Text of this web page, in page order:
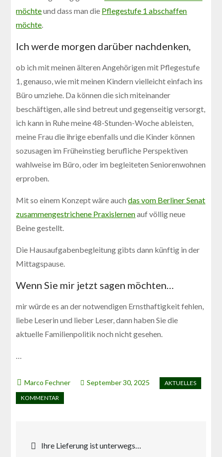
möchteund dass man die Pflegestufe 1 abschaffen
möchte.
Ich werde morgen darüber nachdenken,
ob ich mit meinen älteren Angehörigen mit Pflegestufe
1, genauso, wie mit meinen Kindern vielleicht einfach ins
Büro umziehe. Da können die sich miteinander
beschäftigen, alle sind betreut und gegenseitig versorgt,
ich kann in Ruhe meine 48-Stunden-Woche ableisten,
meine Frau die ihrige ebenfalls und die Kinder können
sozusagen im Früheinstieg berufliche Perspektiven
wahlweise im Büro, oder im begleiteten Seniorenwohnen
erproben.
Mit so einem Konzept wäre auchdas vom Berliner Senat
zusammengestrichene Praxislernenauf völlig neue
Beine gestellt.
Die Hausaufgabenbegleitung gibts dann künftig in der
Mittagspause.
Wenn Sie mir jetzt sagen möchten…
mir würde es an der notwendigen Ernsthaftigkeit fehlen,
liebe Leserin und lieber Leser, dann haben Sie die
aktuelle Familienpolitik noch nicht gesehen.
…
September 30, 2025
Beitragsnavigation
Ihre Lieferung ist unterwegs…